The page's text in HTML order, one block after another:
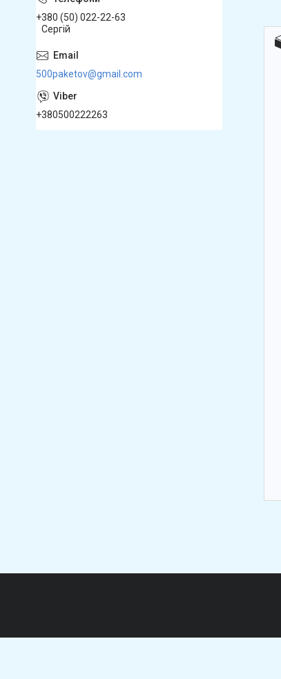
+380 (50) 022-22-63
Сергій
500paketov@gmail.com
+380500222263